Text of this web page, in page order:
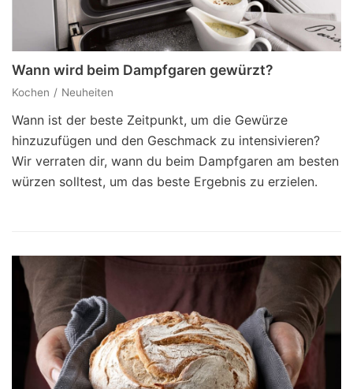
Wann wird beim Dampfgaren gewürzt?
Kochen Neuheiten
Wann ist der beste Zeitpunkt, um die Gewürze
hinzuzufügen und den Geschmack zu intensivieren?
Wir verraten dir, wann du beim Dampfgaren am besten
würzen solltest, um das beste Ergebnis zu erzielen.